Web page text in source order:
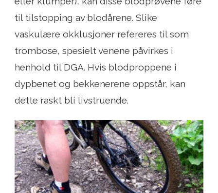
til tilstopping av blodårene. Slike
vaskulære okklusjoner refereres til som
trombose, spesielt venene påvirkes i
henhold til DGA. Hvis blodproppene i
dypbenet og bekkenerene oppstår, kan
dette raskt bli livstruende.